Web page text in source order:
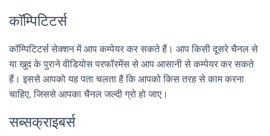
कॉम्पिटिटर्स
कॉम्पिटिटर्स सेक्शन में आप कम्पेयर कर सकते हैं। आप किसी दूसरे चैनल से
या खुद के पुराने वीडियोस परफॉरमेंस से आप आसानी से कम्पेयर कर सकते
हैं। इससे आपको यह पता चलता है कि आपको किस तरह से काम करना
चाहिए, जिससे आपका चैनल जल्दी ग्रो हो जाए।
सब्सक्राइबर्स